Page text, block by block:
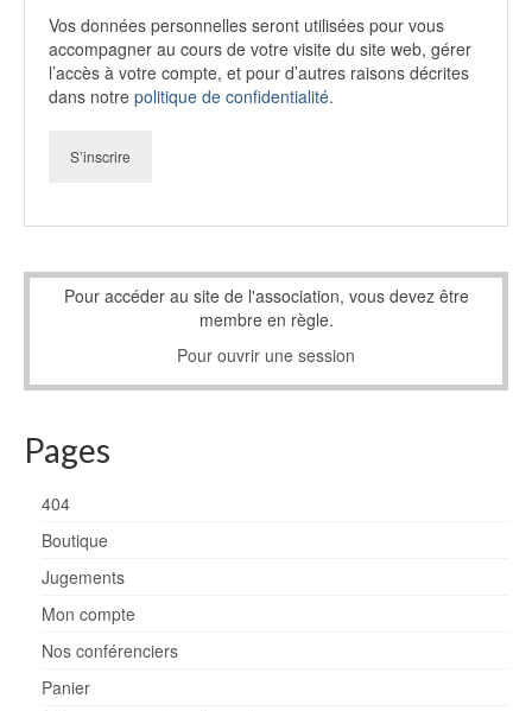
Vos données personnelles seront utilisées pour vous
accompagner au cours de votre visite du site web, gérer
l’accès à votre compte, et pour d’autres raisons décrites
dans notre politique de confidentialité.
S’inscrire
Pour accéder au site de l'association, vous devez être
membre en règle.
Pour ouvrir une session
Pages
404
Boutique
Jugements
Mon compte
Nos conférenciers
Panier